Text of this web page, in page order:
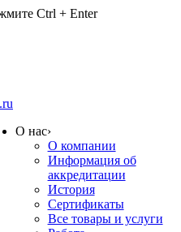
Ctrl + Enter
О нас›
О компании
Информация об
аккредитации
История
Сертификаты
Все товары и услуги